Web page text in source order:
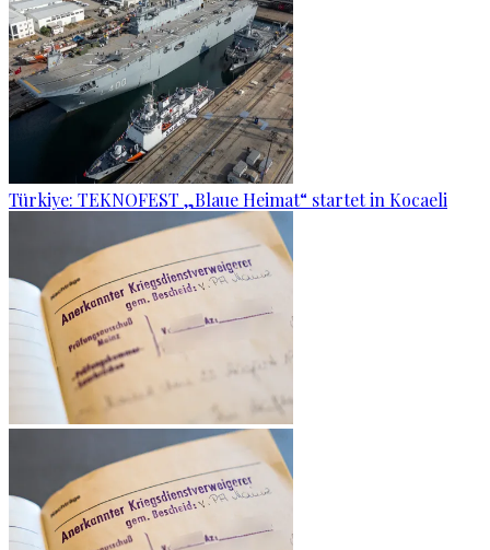
Türkiye: TEKNOFEST „Blaue Heimat“ startet in Kocaeli